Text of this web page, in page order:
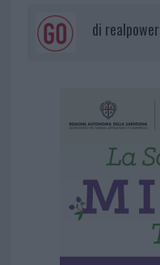
di realpower